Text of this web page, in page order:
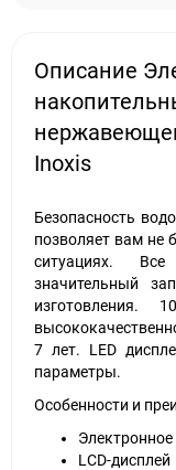
Описание
Inoxis
Безопасность
позволяет вам не
ситуациях.
значительный
7 лет. LED
параметры.
Особенности и
LCD-дисплей